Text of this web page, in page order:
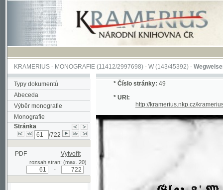
KRAMERIUS-MONOGRAFIE(11412/2997698) -W (143/45392)-Wegweiser durch
Typy dokumentů
Abeceda
Výběr monografie
Monografie
Stránka
/722
PDF Vytvořit
rozsah stran: (max. 20)
http://kramerius.nkp.cz/kramerius/